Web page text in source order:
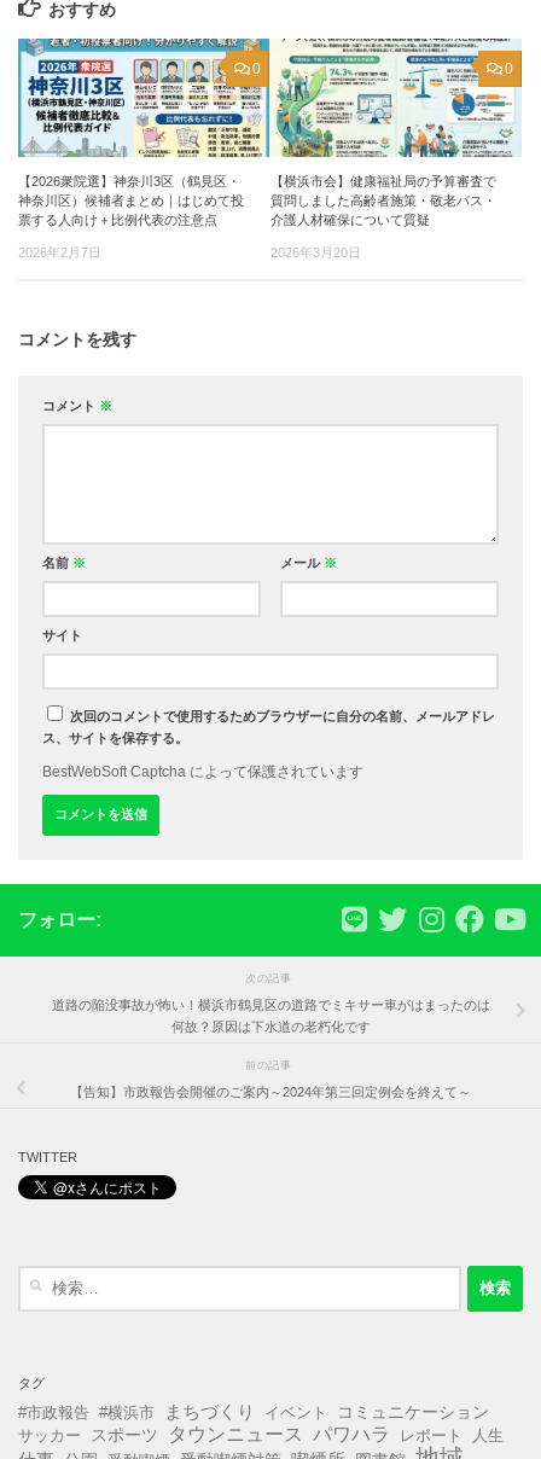
おすすめ
0
【2026衆院選】神奈川3区（鶴見区・
神奈川区）候補者まとめ｜はじめて投
票する人向け＋比例代表の注意点
2026年2月7日
0
【横浜市会】健康福祉局の予算審査で
質問しました高齢者施策・敬老パス・
介護人材確保について質疑
2026年3月20日
コメントを残す
コメント ※
名前 ※ メール ※
サイト
次回のコメントで使用するためブラウザーに自分の名前、メールアドレ
ス、サイトを保存する。
BestWebSoft Captcha によって保護されています
フォロー:
次の記事
道路の陥没事故が怖い！横浜市鶴見区の道路でミキサー車がはまったのは
何故？原因は下水道の老朽化です
前の記事
【告知】市政報告会開催のご案内～2024年第三回定例会を終えて～
TWITTER
タグ
#市政報告 #横浜市 まちづくり イベント コミュニケーション
サッカー スポーツ タウンニュース パワハラ レポート 人生